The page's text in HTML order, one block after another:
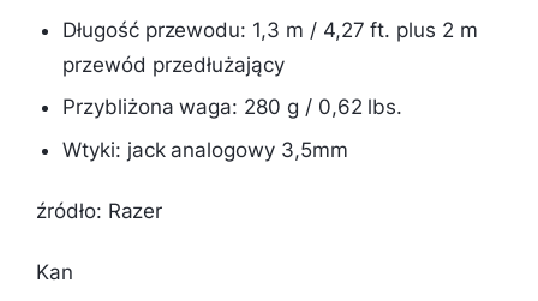
Długość przewodu: 1,3 m / 4,27 ft. plus 2 m
przewód przedłużający
Przybliżona waga: 280 g / 0,62 lbs.
Wtyki: jack analogowy 3,5mm
źródło: Razer
Kan